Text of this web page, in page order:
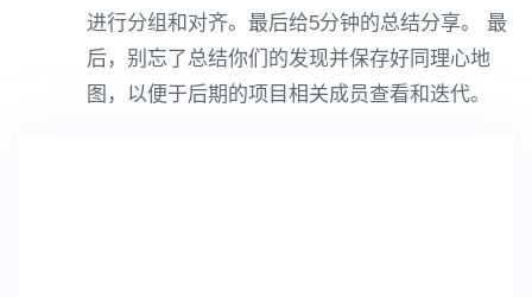
进行分组和对齐。最后给5分钟的总结分享。 最
后，别忘了总结你们的发现并保存好同理心地
图，以便于后期的项目相关成员查看和迭代。